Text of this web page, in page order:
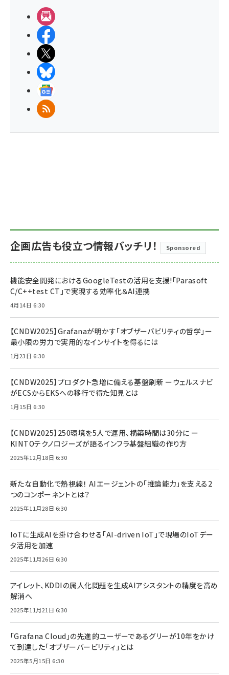
RSS
企画広告も役立つ情報バッチリ！ Sponsored
機能安全開発におけるGoogleTestの活用を支援!「Parasoft
C/C++test CT」で実現する効率化＆AI連携
4月14日 6:30
【CNDW2025】Grafanaが明かす「オブザーバビリティの哲学」ー
最小限の労力で実用的なインサイトを得るには
1月23日 6:30
【CNDW2025】プロダクト急増に備える基盤刷新 ーウェルスナビ
がECSからEKSへの移行で得た知見とは
1月15日 6:30
【CNDW2025】250環境を5人で運用、構築時間は30分に ー
KINTOテクノロジーズが語るインフラ基盤組織の作り方
2025年12月18日 6:30
新たな自動化で熱視線！ AIエージェントの「推論能力」を支える2
つのコンポーネントとは？
2025年11月28日 6:30
IoTに生成AIを掛け合わせる「AI-driven IoT」で現場のIoTデー
タ活用を加速
2025年11月26日 6:30
アイレット、KDDIの属人化問題を生成AIアシスタントの精度を高め
解消へ
2025年11月21日 6:30
「Grafana Cloud」の先進的ユーザーであるグリーが10年をかけ
て到達した「オブザーバービリティ」とは
2025年5月15日 6:30